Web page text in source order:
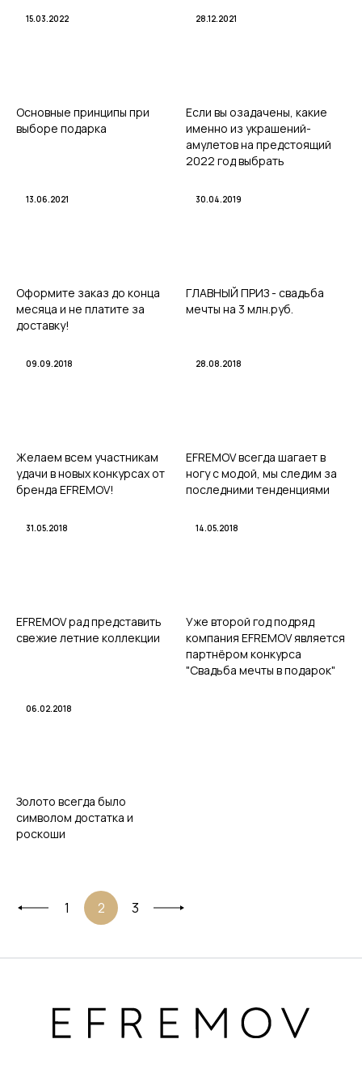
15.03.2022
Основные принципы при
выборе подарка
28.12.2021
Если вы озадачены, какие
именно из украшений-
амулетов на предстоящий
2022 год выбрать
13.06.2021
Оформите заказ до конца
месяца и не платите за
доставку!
30.04.2019
ГЛАВНЫЙ ПРИЗ - свадьба
мечты на 3 млн.руб.
09.09.2018
Желаем всем участникам
удачи в новых конкурсах от
бренда EFREMOV!
28.08.2018
EFREMOV всегда шагает в
ногу с модой, мы следим за
последними тенденциями
31.05.2018
EFREMOV рад представить
свежие летние коллекции
14.05.2018
Уже второй год подряд
компания EFREMOV является
партнёром конкурса
"Свадьба мечты в подарок"
06.02.2018
Золото всегда было
символом достатка и
роскоши
1 2 3